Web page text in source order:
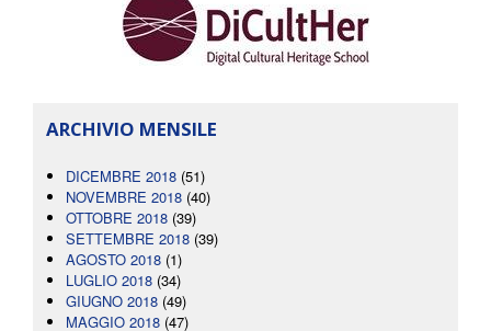
ARCHIVIO MENSILE
DICEMBRE 2018 (51)
NOVEMBRE 2018 (40)
OTTOBRE 2018 (39)
SETTEMBRE 2018 (39)
AGOSTO 2018 (1)
LUGLIO 2018 (34)
GIUGNO 2018 (49)
MAGGIO 2018 (47)